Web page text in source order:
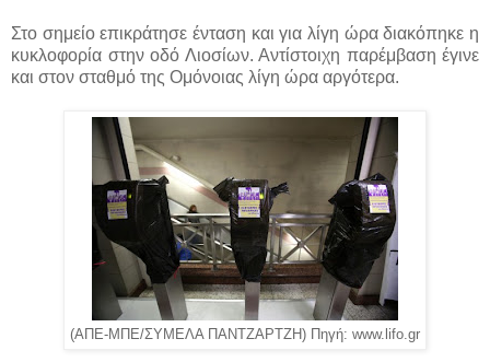
Στο σημείο επικράτησε ένταση και για λίγη ώρα διακόπηκε η
κυκλοφορία στην οδό Λιοσίων. Αντίστοιχη παρέμβαση έγινε
και στον σταθμό της Ομόνοιας λίγη ώρα αργότερα.
(ΑΠΕ-ΜΠΕ/ΣΥΜΕΛΑ ΠΑΝΤΖΑΡΤΖΗ) Πηγή: www.lifo.gr